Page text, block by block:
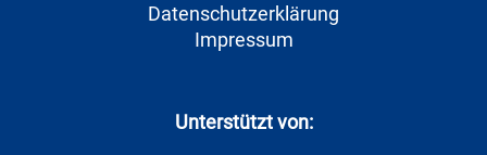
Datenschutzerklärung
Impressum
Unterstützt von: